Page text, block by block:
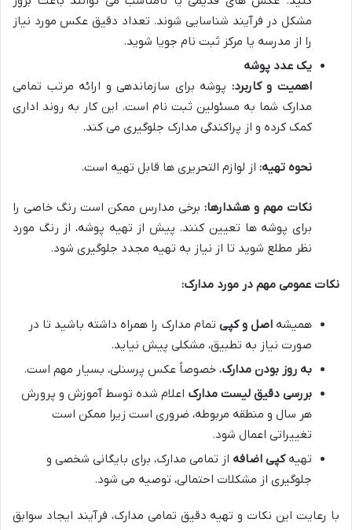
مشکل در فرآیند شناسایی شوند. تعداد دقیق عکس مورد نیاز
را از مدرسه یا مرکز ثبت نام جویا شوید.
یک عدد پوشه
اهمیت و کاربرد: پوشه برای سازماندهی و ارائه مرتب تمامی
مدارک شما به مسئولین ثبت نام است. این کار به روند اداری
کمک کرده و از پراکندگی مدارک جلوگیری می کند.
نحوه تهیه: از لوازم التحریری ها قابل تهیه است.
نکات مهم و هشدارها: برخی مدارس ممکن است رنگ خاصی را
برای پوشه ها تعیین کنند. پیش از تهیه پوشه، از رنگ مورد
نظر مطلع شوید تا از نیاز به تهیه مجدد جلوگیری شود.
نکات عمومی مهم در مورد مدارک:
همیشه اصل و کپی تمام مدارک را همراه داشته باشید تا در
صورت نیاز به تطبیق، مشکلی پیش نیاید.
به روز بودن مدارک، خصوصاً عکس پرسنلی، بسیار مهم است.
بررسی دقیق لیست مدارک اعلام شده توسط آموزش و پرورش
هر سال و منطقه مربوطه، ضروری است زیرا ممکن است
تغییراتی اعمال شود.
تهیهکپی اضافه از تمامی مدارک، برای بایگانی شخصی و
جلوگیری از مشکلات احتمالی، توصیه می شود.
با رعایت این نکات و تهیه دقیق تمامی مدارک، فرآیند ایجاد سوابق